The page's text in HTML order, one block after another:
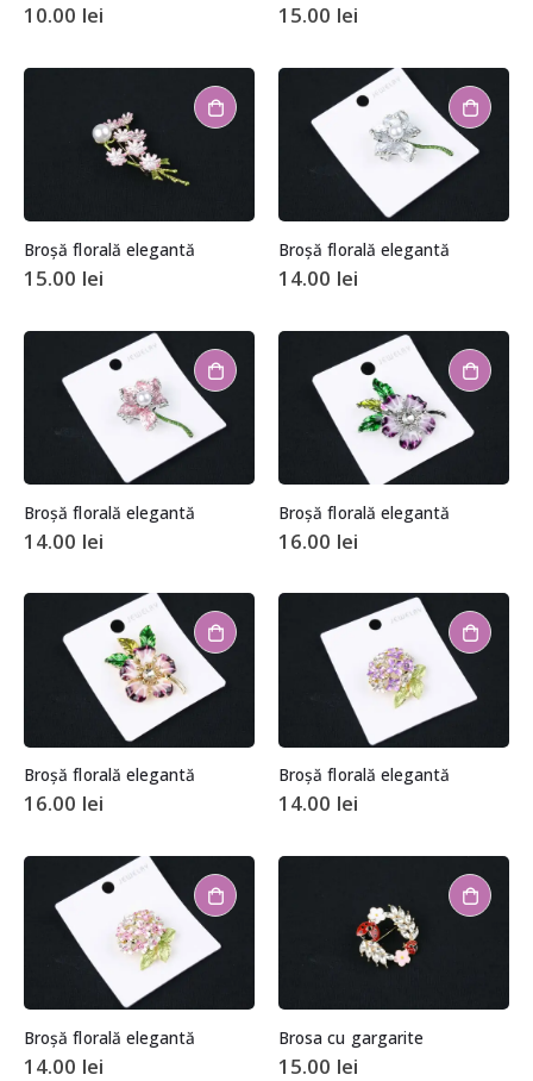
10.00 lei 15.00 lei
Broșă florală elegantă
15.00 lei
Broșă florală elegantă
14.00 lei
Broșă florală elegantă
14.00 lei
Broșă florală elegantă
16.00 lei
Broșă florală elegantă
16.00 lei
Broșă florală elegantă
14.00 lei
Broșă florală elegantă
14.00 lei
Brosa cu gargarite
15.00 lei